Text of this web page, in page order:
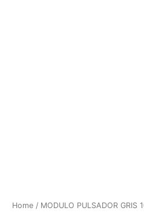
Home / MODULO PULSADOR GRIS